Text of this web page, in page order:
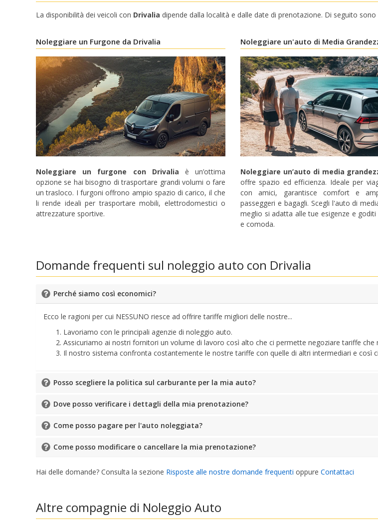
Sconti speciali
Accedi con eLink
La disponibilità dei veicoli con Drivalia dipende dalla località e dalle date di prenotazione. Di seguito
Noleggiare un Furgone da Drivalia
Noleggiare un furgone con Drivalia è un’ottima
opzione se hai bisogno di trasportare grandi volumi o fare
un trasloco. I furgoni offrono ampio spazio di carico, il che
li rende ideali per trasportare mobili, elettrodomestici o
attrezzature sportive.
Noleggiare un'auto di Media
Noleggiare un’auto di media
offre spazio ed efficienza. Ideale per
con amici, garantisce comfort e
passeggeri e bagagli. Scegli l'auto di
meglio si adatta alle tue esigenze e goditi
e comoda.
Domande frequenti sul noleggio auto con Drivalia
Perché siamo così economici?
Ecco le ragioni per cui NESSUNO riesce ad offrire tariffe migliori delle nostre...
Lavoriamo con le principali agenzie di noleggio auto.
Assicuriamo ai nostri fornitori un volume di lavoro così alto che ci permette negoziare tariffe
Il nostro sistema confronta costantemente le nostre tariffe con quelle di altri intermediari e così
Posso scegliere la politica sul carburante per la mia auto?
Dove posso verificare i dettagli della mia prenotazione?
Come posso pagare per l'auto noleggiata?
Come posso modificare o cancellare la mia prenotazione?
Hai delle domande? Consulta la sezione Risposte alle nostre domande frequenti oppure Contattaci
Altre compagnie di Noleggio Auto